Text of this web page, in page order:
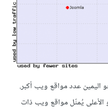
اليمين عدد مواقع ويب أكبر.
الأعلى يُمثّل مواقع ويب ذات